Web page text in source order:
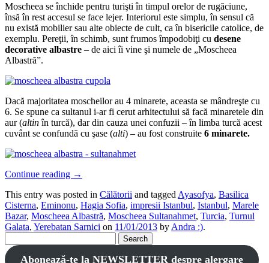
Moscheea se închide pentru turişti în timpul orelor de rugăciune,
însă în rest accesul se face lejer. Interiorul este simplu, în sensul că
nu există mobilier sau alte obiecte de cult, ca în bisericile catolice, de
exemplu. Pereţii, în schimb, sunt frumos împodobiţi cu desene
decorative albastre – de aici îi vine şi numele de „Moscheea
Albastră”.
Dacă majoritatea moscheilor au 4 minarete, aceasta se mândreşte cu
6. Se spune ca sultanul i-ar fi cerut arhitectului să facă minaretele din
aur (altinîn turcă), dar din cauza unei confuzii – în limba turcă acest
cuvânt se confundă cu şase (alti) – au fost construite 6 minarete.
Continue reading →
This entry was posted in Călătorii and tagged Ayasofya, Basilica
Cisterna, Eminonu, Hagia Sofia, impresii Istanbul, Istanbul, Marele
Bazar, Moscheea Albastră, Moscheea Sultanahmet, Turcia, Turnul
Galata, Yerebatan Sarnici on 11/01/2013 by Andra :).
for:
Abonează-te la NEWSLETTER despre alergare